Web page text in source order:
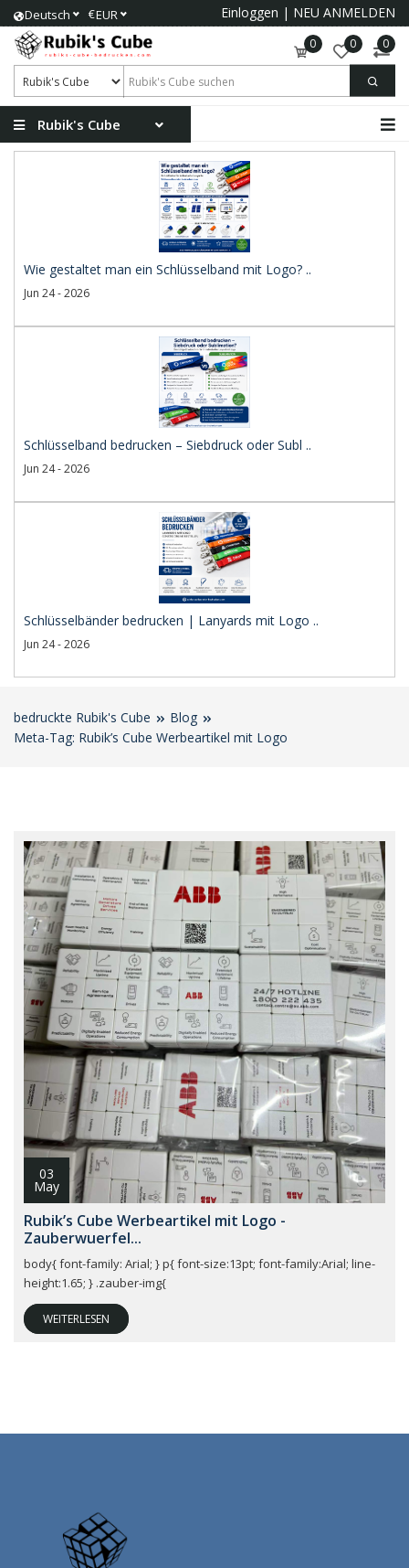
Deutsch €EUR Einloggen | NEU ANMELDEN
0 0 0
Rubik's Cube
Wie gestaltet man ein Schlüsselband mit Logo? ..
Jun 24 - 2026
Schlüsselband bedrucken – Siebdruck oder Subl ..
Jun 24 - 2026
Schlüsselbänder bedrucken | Lanyards mit Logo ..
Jun 24 - 2026
bedruckte Rubik's Cube
Blog
Meta-Tag: Rubik’s Cube Werbeartikel mit Logo
03
May
Rubik’s Cube Werbeartikel mit Logo -
Zauberwuerfel...
body{ font-family: Arial; } p{ font-size:13pt; font-family:Arial; line-
height:1.65; } .zauber-img{
WEITERLESEN